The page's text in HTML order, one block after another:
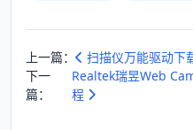
上一篇：
扫描仪万能驱动下
下一
篇：
Realtek瑞昱Web
程